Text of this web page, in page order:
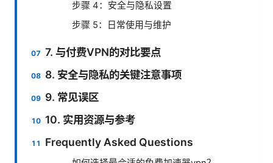
步骤 4：安全与隐私设置
步骤 5：日常使用与维护
7. 与付费VPN的对比要点
8. 安全与隐私的关键注意事项
9. 常见误区
10. 实用资源与参考
Frequently Asked Questions